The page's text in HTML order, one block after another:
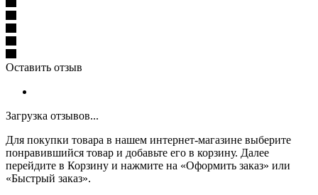
Оставить отзыв
Загрузка отзывов...
Для покупки товара в нашем интернет-магазине выберите
понравившийся товар и добавьте его в корзину. Далее
перейдите в Корзину и нажмите на «Оформить заказ» или
«Быстрый заказ».